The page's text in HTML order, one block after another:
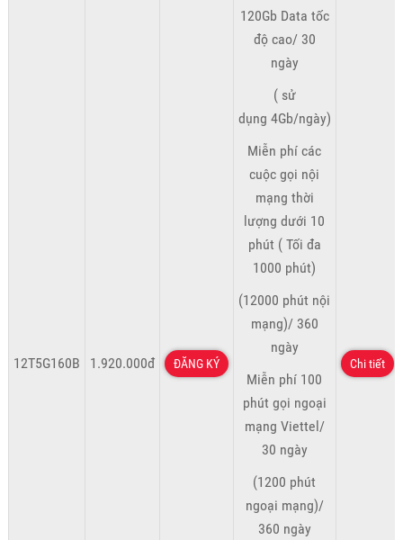
12T5G160B 1.920.000đ ĐĂNG KÝ
120Gb Data tốc
độ cao/ 30
ngày
( sử
dụng 4Gb/ngày)
Miễn phí các
cuộc gọi nội
mạng thời
lượng dưới 10
phút ( Tối đa
1000 phút)
(12000 phút nội
mạng)/ 360
ngày
Miễn phí 100
phút gọi ngoại
mạng Viettel/
30 ngày
(1200 phút
ngoại mạng)/
360 ngày
Chi tiết